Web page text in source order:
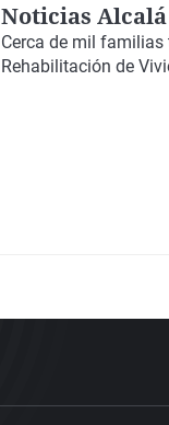
Noticias Alcalá
Cerca de mil familias
Rehabilitación de